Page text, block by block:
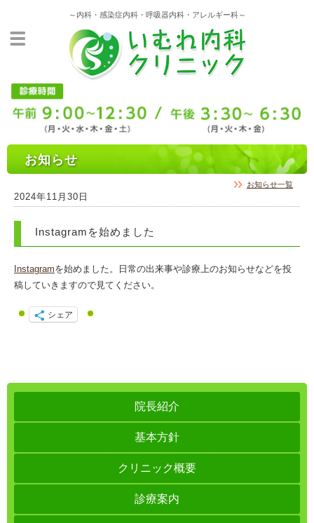
～内科・感染症内科・呼吸器内科・アレルギー科～
お知らせ
お知らせ一覧
2024年11月30日
Instagramを始めました
Instagramを始めました。日常の出来事や診療上のお知らせなどを投
稿していきますので見てください。
シェア
院長紹介
基本方針
クリニック概要
診療案内